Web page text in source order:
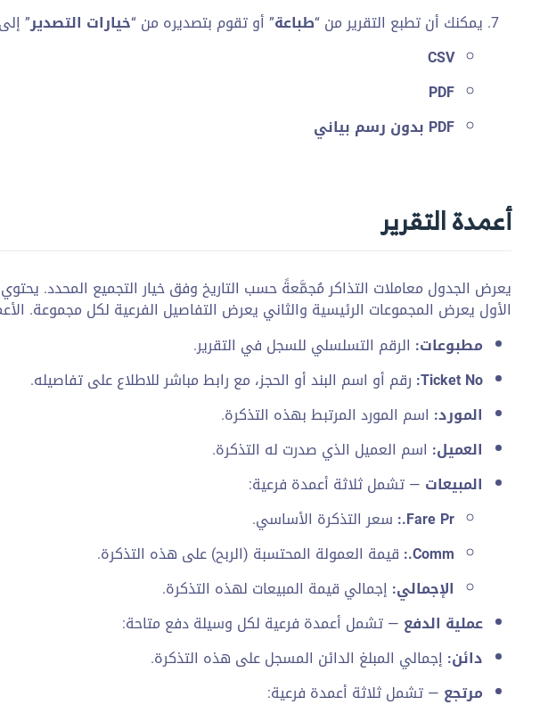
يمكنك أن تطبع التقرير من “طباعة” أو تقوم بتصديره من “خيارات التصدير”
CSV
PDF
PDF بدون رسم بياني
أعمدة التقرير
يعرض الجدول معاملات التذاكر مُجمَّعةً حسب التاريخ وفق خيار التجميع المحدد.
الأول يعرض المجموعات الرئيسية والثاني يعرض التفاصيل الفرعية لكل مجموعة.
مطبوعات: الرقم التسلسلي للسجل في التقرير.
Ticket No: رقم أو اسم البند أو الحجز، مع رابط مباشر للاطلاع على تفاصيله.
المورد: اسم المورد المرتبط بهذه التذكرة.
العميل: اسم العميل الذي صدرت له التذكرة.
المبيعات — تشمل ثلاثة أعمدة فرعية:
Fare Pr.: سعر التذكرة الأساسي.
Comm.: قيمة العمولة المحتسبة (الربح) على هذه التذكرة.
الإجمالي: إجمالي قيمة المبيعات لهذه التذكرة.
عملية الدفع — تشمل أعمدة فرعية لكل وسيلة دفع متاحة:
دائن: إجمالي المبلغ الدائن المسجل على هذه التذكرة.
مرتجع — تشمل ثلاثة أعمدة فرعية: